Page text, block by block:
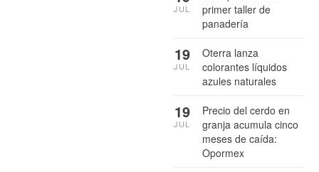
primer taller de
panadería
JUL
Oterra lanza
colorantes líquidos
azules naturales
19
JUL
Precio del cerdo en
granja acumula cinco
meses de caída:
Opormex
19
JUL